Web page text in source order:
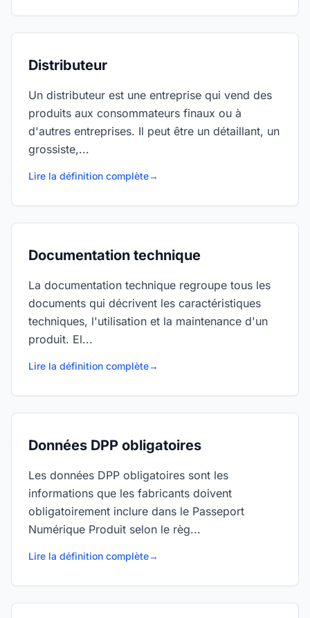
Distributeur
Un distributeur est une entreprise qui vend des
produits aux consommateurs finaux ou à
d'autres entreprises. Il peut être un détaillant, un
grossiste,...
Lire la définition complète→
Documentation technique
La documentation technique regroupe tous les
documents qui décrivent les caractéristiques
techniques, l'utilisation et la maintenance d'un
produit. El...
Lire la définition complète→
Données DPP obligatoires
Les données DPP obligatoires sont les
informations que les fabricants doivent
obligatoirement inclure dans le Passeport
Numérique Produit selon le règ...
Lire la définition complète→